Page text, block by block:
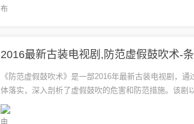
《防范虚假鼓吹术》是一部2016年最新古装电视剧，
体落实，深入剖析了虚假鼓吹的危害和防范措施。该剧
例，向观众展示了虚假鼓吹对个人、社会和国家造成的